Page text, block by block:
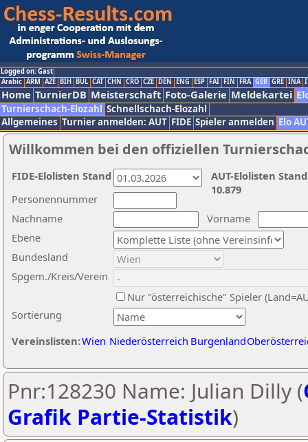
Logged on: Gast
Arabic ARM AZE BIH BUL CAT CHN CRO CZE DEN ENG ESP FAI FIN FRA GER GRE INA
Home TurnierDB Meisterschaft Foto-Galerie Meldekartei
Turnierschach-Elozahl Schnellschach-Elozahl
Allgemeines Turnier anmelden: AUT FIDE Spieler anmelden Elo
Willkommen bei den offiziellen
Nachname
Vorname
Ebene
Sortierung
Personennummer
Bundesland
Spgem./Kreis/Verein
Nur "österreichische" Spieler
Vereinslisten:Wien Niederösterreich Burgenland
AUT-Elolisten
10.879
FIDE-Elolisten Stand
Pnr:128230 Name: Julian Dilly (
Grafik Partie-Statistik)